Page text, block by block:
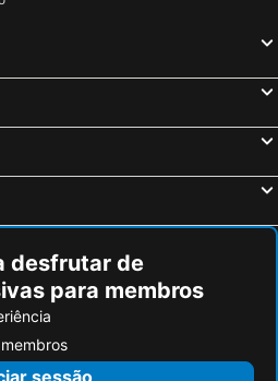
desfrutar de
para membros